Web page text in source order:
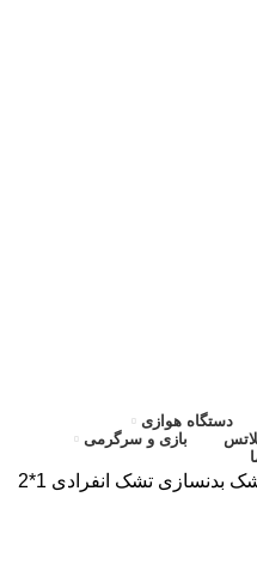
دستگاه هوازی
بازی و سرگرمی
بدنسازی تشک انفرادی 1*2